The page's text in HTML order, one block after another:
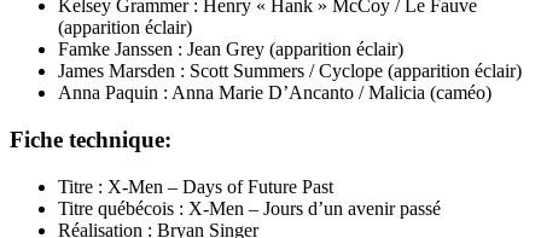
Kelsey Grammer : Henry « Hank » McCoy / Le Fauve
(apparition éclair)
Famke Janssen : Jean Grey (apparition éclair)
James Marsden : Scott Summers / Cyclope (apparition éclair)
Anna Paquin : Anna Marie D’Ancanto / Malicia (caméo)
Fiche technique:
Titre : X-Men – Days of Future Past
Titre québécois : X-Men – Jours d’un avenir passé
Réalisation : Bryan Singer